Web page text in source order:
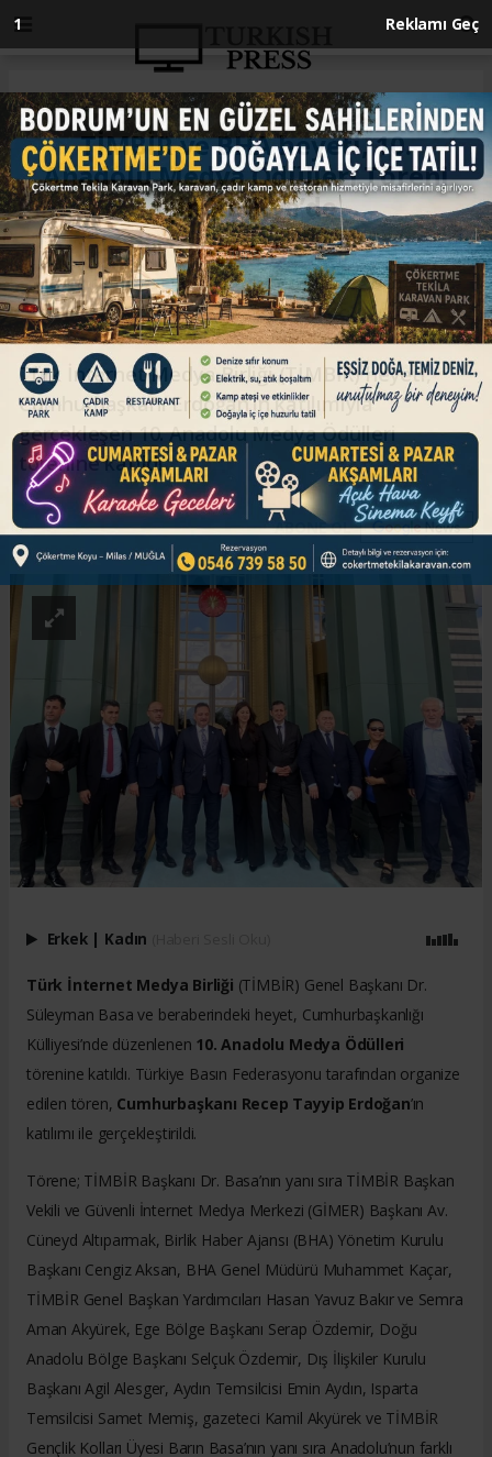
Anasayfa GÜNDEM
TİMBİR ve BHA heyeti, 10.
Anadolu Medya Ödülleri Töreni
için Külliye’de
GÜNDEM
06.05.2025 - 19:20, Güncelleme: 06.05.2025 - 19:20
Türk İnternet Medya Birliği (TİMBİR) heyeti,
Cumhurbaşkanı Erdoğan’ın katılımıyla
gerçekleşen 10. Anadolu Medya Ödülleri
törenine katıldı
ABONE OL
Erkek | Kadın
Türk İnternet Medya Birliği (TİMBİR) Genel Başkanı Dr.
Süleyman Basa ve beraberindeki heyet, Cumhurbaşkanlığı
Külliyesi’nde düzenlenen 10. Anadolu Medya Ödülleri
törenine katıldı. Türkiye Basın Federasyonu tarafından organize
edilen tören, Cumhurbaşkanı Recep Tayyip Erdoğan’ın
katılımı ile gerçekleştirildi.
Törene; TİMBİR Başkanı Dr. Basa’nın yanı sıra TİMBİR Başkan
Vekili ve Güvenli İnternet Medya Merkezi (GİMER) Başkanı Av.
Cüneyd Altıparmak, Birlik Haber Ajansı (BHA) Yönetim Kurulu
Başkanı Cengiz Aksan, BHA Genel Müdürü Muhammet Kaçar,
TİMBİR Genel Başkan Yardımcıları Hasan Yavuz Bakır ve Semra
Aman Akyürek, Ege Bölge Başkanı Serap Özdemir, Doğu
Anadolu Bölge Başkanı Selçuk Özdemir, Dış İlişkiler Kurulu
Başkanı Agil Alesger, Aydın Temsilcisi Emin Aydın, Isparta
Temsilcisi Samet Memiş, gazeteci Kamil Akyürek ve TİMBİR
Gençlik Kolları Üyesi Barın Basa’nın yanı sıra Anadolu’nun farklı